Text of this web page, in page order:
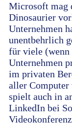
Microsoft mag
Dinosaurier
Unternehmen
unentbehrlich
für viele (wenn
Unternehmen
im privaten
aller Computer
spielt auch in
LinkedIn bei